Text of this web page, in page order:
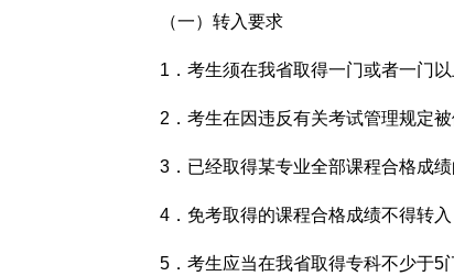
（一）转入要求
1．考生须在我省取得一门或者一门
2．考生在因违反有关考试管理规定
3．已经取得某专业全部课程合格成绩
4．免考取得的课程合格成绩不得转
5．考生应当在我省取得专科不少于5